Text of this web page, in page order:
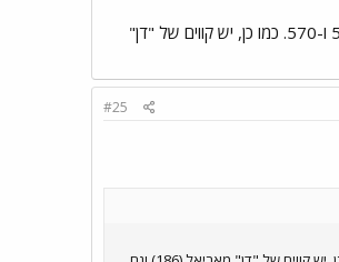
אם זה "חצי חינם, הרי שזהו הצומת ליד מתחם סגולה וליד תחנת הרכבת של סגולה. כפי ש846 קיימים הקווים שכתבתי למעט 565 ו-570. כמו כן, יש קווים של "דן"
#25